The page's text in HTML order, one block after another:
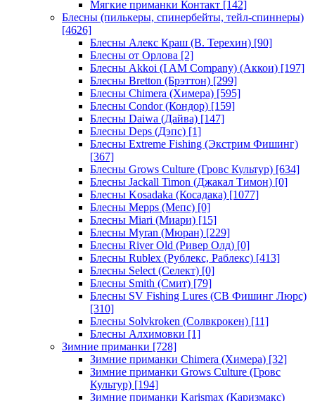
Мягкие приманки Контакт [142]
Блесны (пилькеры, спинербейты, тейл-спиннеры)
[4626]
Блесны Алекс Краш (В. Терехин) [90]
Блесны от Орлова [2]
Блесны Akkoi (I AM Company) (Аккои) [197]
Блесны Bretton (Брэттон) [299]
Блесны Chimera (Химера) [595]
Блесны Condor (Кондор) [159]
Блесны Daiwa (Дайва) [147]
Блесны Deps (Дэпс) [1]
Блесны Extreme Fishing (Экстрим Фишинг)
[367]
Блесны Grows Culture (Гровс Культур) [634]
Блесны Jackall Timon (Джакал Тимон) [0]
Блесны Kosadaka (Косадака) [1077]
Блесны Mepps (Мепс) [0]
Блесны Miari (Миари) [15]
Блесны Myran (Мюран) [229]
Блесны River Old (Ривер Олд) [0]
Блесны Rublex (Рублекс, Раблекс) [413]
Блесны Select (Селект) [0]
Блесны Smith (Смит) [79]
Блесны SV Fishing Lures (СВ Фишинг Люрс)
[310]
Блесны Solvkroken (Солвкрокен) [11]
Блесны Алхимовки [1]
Зимние приманки [728]
Зимние приманки Chimera (Химера) [32]
Зимние приманки Grows Culture (Гровс
Культур) [194]
Зимние приманки Karismax (Каризмакс)